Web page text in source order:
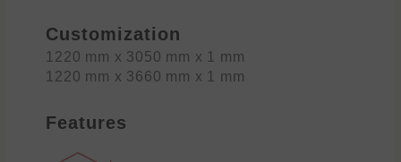
Customization
1220 mm x 3050 mm x 1 mm
1220 mm x 3660 mm x 1 mm
Features